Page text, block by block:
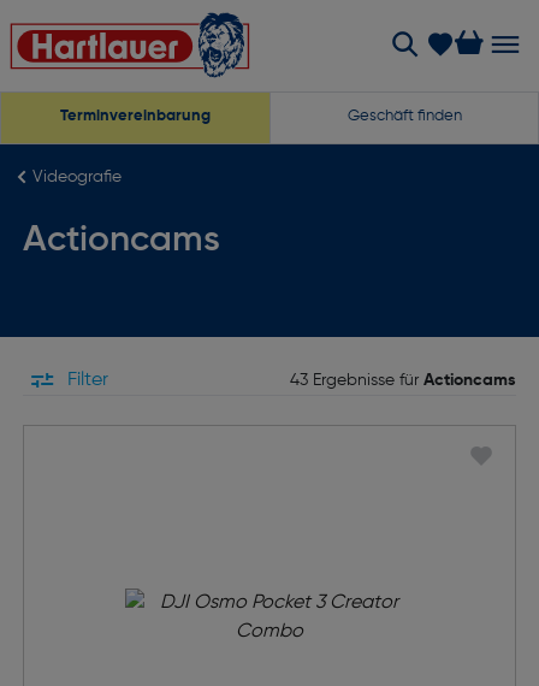
Terminvereinbarung Geschäft finden
Videografie
Actioncams
Filter 43 Ergebnisse für Actioncams